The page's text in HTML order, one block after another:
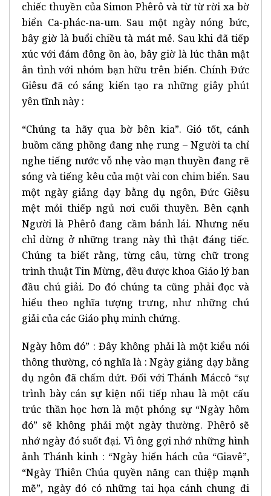
chiếc thuyền của Simon Phêrô và từ từ rời xa bờ
biển Ca-phác-na-um. Sau một ngày nóng bức,
bây giờ là buổi chiều tà mát mẻ. Sau khi đã tiếp
xúc với đám đông ồn ào, bây giờ là lúc thân mật
ân tình với nhóm bạn hữu trên biển. Chính Đức
Giêsu đã có sáng kiến tạo ra những giây phút
yên tĩnh này :
“Chúng ta hãy qua bờ bên kia”. Gió tốt, cánh
buồm căng phồng đang nhẹ rung – Người ta chỉ
nghe tiếng nước vỗ nhẹ vào mạn thuyền đang rẽ
sóng và tiếng kêu của một vài con chim biển. Sau
một ngày giảng dạy bằng dụ ngôn, Đức Giêsu
mệt mỏi thiếp ngủ nơi cuối thuyền. Bên cạnh
Người là Phêrô đang cầm bánh lái. Nhưng nếu
chỉ dừng ở những trang này thì thật đáng tiếc.
Chúng ta biết rằng, từng câu, từng chữ trong
trình thuật Tin Mừng, đều được khoa Giáo lý ban
đầu chú giải. Do đó chúng ta cũng phải đọc và
hiểu theo nghĩa tượng trưng, như những chú
giải của các Giáo phụ minh chứng.
Ngày hôm đó” : Đây không phải là một kiểu nói
thông thường, có nghĩa là : Ngày giảng dạy bằng
dụ ngôn đã chấm dứt. Đối với Thánh Máccô “sự
trình bày cán sự kiện nối tiếp nhau là một cấu
trúc thần học hơn là một phóng sự “Ngày hôm
đó” sẽ không phải một ngày thường. Phêrô sẽ
nhớ ngày đó suốt đại. Vì ông gợi nhớ những hình
ảnh Thánh kinh : “Ngày hiển hách của “Giavê”,
“Ngày Thiên Chúa quyền năng can thiệp mạnh
mẽ”, ngày đó có những tai họa cánh chung đi